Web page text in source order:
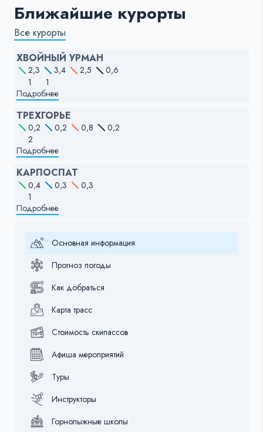
Ближайшие курорты
Все курорты
ХВОЙНЫЙ УРМАН
2,3 3,4 2,5
0,6
1
1
Подробнее
ТРЕХГОРЬЕ
0,2 0,2 0,8
0,2
2
Подробнее
КАРПОСПАТ
0,4 0,3
0,3
1
Подробнее
Основная информация
Прогноз погоды
Как добраться
Карта трасс
Стоимость скипассов
Афиша мероприятий
Туры
Инструкторы
Горнолыжные школы